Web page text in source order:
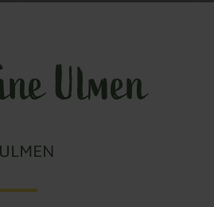
Ulmen
ULMEN